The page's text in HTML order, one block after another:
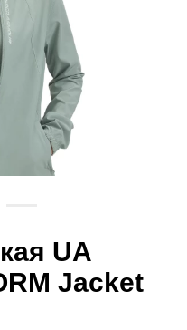
UA
Jacket